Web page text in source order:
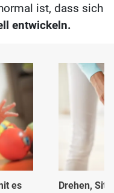
ist, dass sich
entwickeln.
es
Drehen,